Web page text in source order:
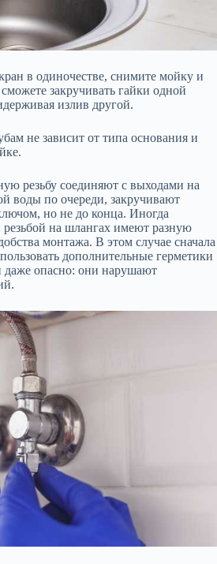
в одиночестве, снимите мойку и
закручивать гайки одной
излив другой.
не зависит от типа основания и
резьбу соединяют с выходами на
воды по очереди, закручивают
но не до конца. Иногда
на шлангах имеют разную
монтажа. В этом случае сначала
дополнительные герметики
даже опасно: они нарушают